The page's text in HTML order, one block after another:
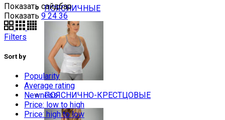
ПОЯСНИЧНЫЕ
ПОЯСНИЧНО-КРЕСТЦОВЫЕ
Показать сайдбар
Показать 9 24 36
Filters
Sort by
Popularity
Average rating
Newness
Price: low to high
Price: high to low